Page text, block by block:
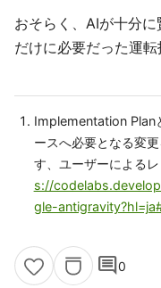
おそらく、AIが十分
だけに必要だった運転
Implementation Plan
ースへ必要となる変
す、ユーザーによる
s://
gle-
comment0